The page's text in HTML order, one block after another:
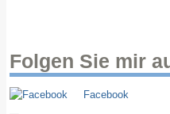
Folgen Sie mir
Facebook